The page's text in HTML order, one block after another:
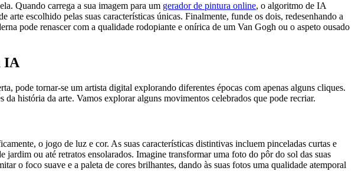
Quando carrega a sua imagem para um gerador de pintura online, o algoritmo de IA
escolhido pelas suas características únicas. Finalmente, funde os dois, redesenhando a
pode renascer com a qualidade rodopiante e onírica de um Van Gogh ou o aspeto ousado
IA
pode tornar-se um artista digital explorando diferentes épocas com apenas alguns cliques.
história da arte. Vamos explorar alguns movimentos celebrados que pode recriar.
o jogo de luz e cor. As suas características distintivas incluem pinceladas curtas e
jardim ou até retratos ensolarados. Imagine transformar uma foto do pôr do sol das suas
o foco suave e a paleta de cores brilhantes, dando às suas fotos uma qualidade atemporal